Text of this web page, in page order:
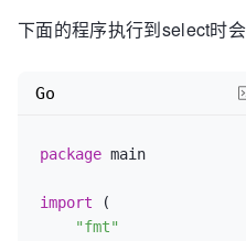
下面的程序执行到select时会
package main
import (
"fmt"
Go